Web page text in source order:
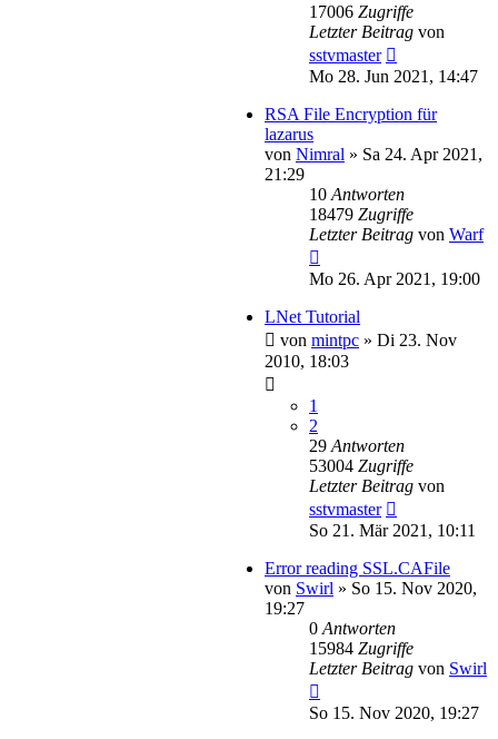
17006 Zugriffe
Letzter Beitrag von
sstvmaster
Mo 28. Jun 2021, 14:47
RSA File Encryption für
lazarus
von Nimral » Sa 24. Apr 2021,
21:29
10 Antworten
18479 Zugriffe
Letzter Beitrag von Warf
Mo 26. Apr 2021, 19:00
LNet Tutorial
von mintpc » Di 23. Nov
2010, 18:03
1
2
29 Antworten
53004 Zugriffe
Letzter Beitrag von
sstvmaster
So 21. Mär 2021, 10:11
Error reading SSL.CAFile
von Swirl » So 15. Nov 2020,
19:27
0 Antworten
15984 Zugriffe
Letzter Beitrag von Swirl
So 15. Nov 2020, 19:27